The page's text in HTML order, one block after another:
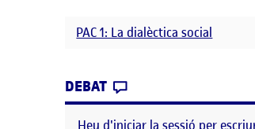
PAC 1: La dialèctica social
DEBAT
Heu d'iniciar la sessió per